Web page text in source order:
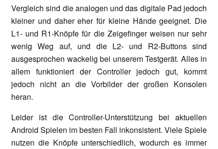
Vergleich sind die analogen und das digitale Pad jedoch
kleiner und daher eher für kleine Hände geeignet. Die
L1- und R1-Knöpfe für die Zeigefinger weisen nur sehr
wenig Weg auf, und die L2- und R2-Buttons sind
ausgesprochen wackelig bei unserem Testgerät. Alles in
allem funktioniert der Controller jedoch gut, kommt
jedoch nicht an die Vorbilder der großen Konsolen
heran.
Leider ist die Controller-Unterstützung bei aktuellen
Android Spielen im besten Fall inkonsistent. Viele Spiele
nutzen die Knöpfe unterschiedlich, wodurch es immer